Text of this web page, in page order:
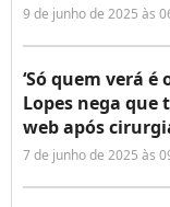
9 de junho de 2025 às
‘Só quem verá
Lopes nega
web após
7 de junho de 2025 às